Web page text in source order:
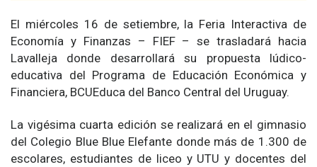
El miércoles 16 de setiembre, la Feria Interactiva de
Economía y Finanzas – FIEF – se trasladará hacia
Lavalleja donde desarrollará su propuesta lúdico-
educativa del Programa de Educación Económica y
Financiera, BCUEduca del Banco Central del Uruguay.
La vigésima cuarta edición se realizará en el gimnasio
del Colegio Blue Blue Elefante donde más de 1.300 de
escolares, estudiantes de liceo y UTU y docentes del